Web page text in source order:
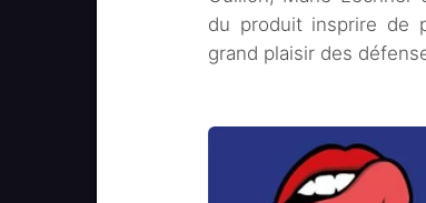
du produit insprire de
grand plaisir des